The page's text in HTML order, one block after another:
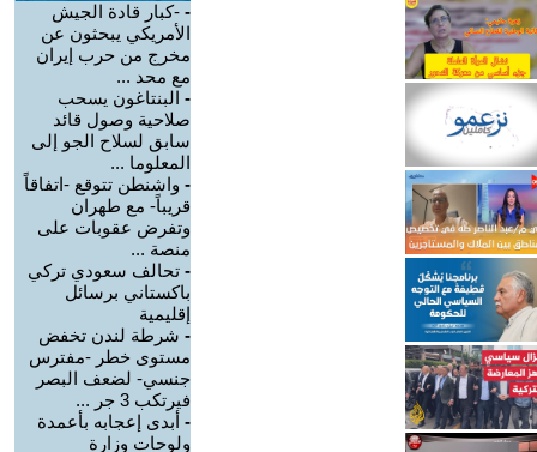
- -كبار قادة الجيش
الأمريكي يبحثون عن
مخرج من حرب إيران
مع محد ...
- البنتاغون يسحب
صلاحية وصول قائد
سابق لسلاح الجو إلى
المعلوما ...
- واشنطن تتوقع -اتفاقاً
قريباً- مع طهران
وتفرض عقوبات على
منصة ...
- تحالف سعودي تركي
باكستاني برسائل
إقليمية
- شرطة لندن تخفض
مستوى خطر -مفترس
جنسي- لضعف البصر
فيرتكب 3 جر ...
- أبدى إعجابه بأعمدة
ولوحات وزارة